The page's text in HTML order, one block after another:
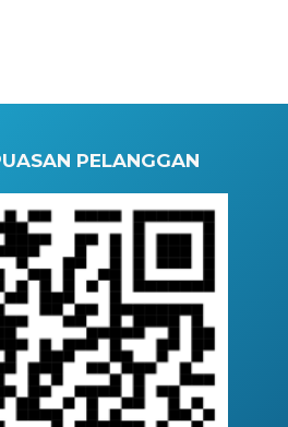
PELANGGAN